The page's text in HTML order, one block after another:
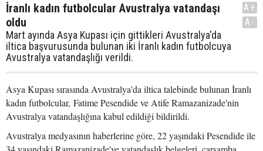
İranlı kadın futbolcular Avustralya vatandaşı
oldu
Mart ayında Asya Kupası için gittikleri Avustralya'da
iltica başvurusunda bulunan iki İranlı kadın futbolcuya
Avustralya vatandaşlığı verildi.
A+
A-
Asya Kupası sırasında Avustralya'da iltica talebinde bulunan İranlı
kadın futbolcular, Fatime Pesendide ve Atife Ramazanizade'nin
Avustralya vatandaşlığına kabul edildiği bildirildi.
Avustralya medyasının haberlerine göre, 22 yaşındaki Pesendide ile